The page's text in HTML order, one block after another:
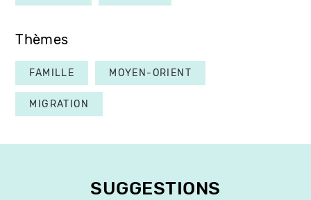
Thèmes
FAMILLE MOYEN-ORIENT
MIGRATION
SUGGESTIONS